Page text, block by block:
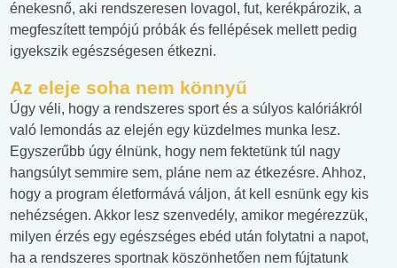
énekesnő, aki rendszeresen lovagol, fut, kerékpározik, a
megfeszített tempójú próbák és fellépések mellett pedig
igyekszik egészségesen étkezni.
Az eleje soha nem könnyű
Úgy véli, hogy a rendszeres sport és a súlyos kalóriákról
való lemondás az elején egy küzdelmes munka lesz.
Egyszerűbb úgy élnünk, hogy nem fektetünk túl nagy
hangsúlyt semmire sem, pláne nem az étkezésre. Ahhoz,
hogy a program életformává váljon, át kell esnünk egy kis
nehézségen. Akkor lesz szenvedély, amikor megérezzük,
milyen érzés egy egészséges ebéd után folytatni a napot,
ha a rendszeres sportnak köszönhetően nem fújtatunk